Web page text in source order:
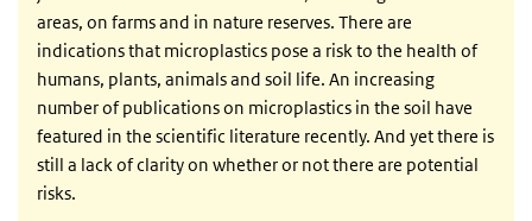
areas, on farms and in nature reserves. There are
indications that microplastics pose a risk to the health of
humans, plants, animals and soil life. An increasing
number of publications on microplastics in the soil have
featured in the scientific literature recently. And yet there is
still a lack of clarity on whether or not there are potential
risks.